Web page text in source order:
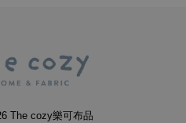
The cozy樂可布品